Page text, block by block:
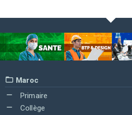
Maroc
Primaire
Collège